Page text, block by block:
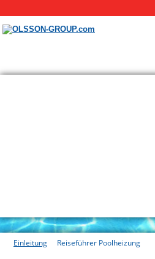
Einleitung Reiseführer Poolheizung